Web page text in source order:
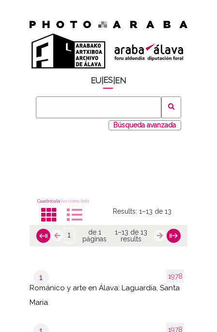
EU ES EN
Búsqueda avanzada
CuadrículaVer como lista
Results:1–13 de 13
de 1
páginas
1–13 de 13
results
1978
1
Románico y arte en Álava: Laguardia, Santa
Maria
1978